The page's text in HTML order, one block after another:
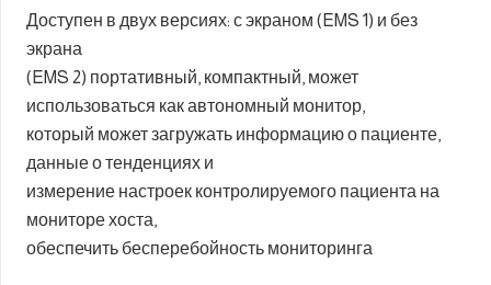
Доступен в двух версиях: с экраном (EMS 1) и без
экрана
(EMS 2) портативный, компактный, может
использоваться как автономный монитор,
который может загружать информацию о пациенте,
данные о тенденциях и
измерение настроек контролируемого пациента на
мониторе хоста,
обеспечить бесперебойность мониторинга